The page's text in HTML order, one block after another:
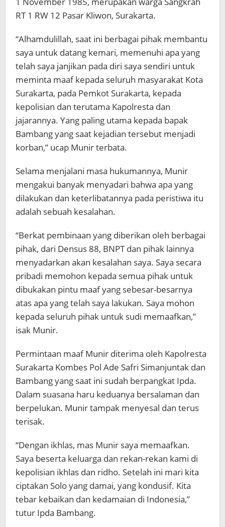
RT 1 RW 12 Pasar Kliwon, Surakarta.
“Alhamdulillah, saat ini berbagai pihak membantu
saya untuk datang kemari, memenuhi apa yang
telah saya janjikan pada diri saya sendiri untuk
meminta maaf kepada seluruh masyarakat Kota
Surakarta, pada Pemkot Surakarta, kepada
kepolisian dan terutama Kapolresta dan
jajarannya. Yang paling utama kepada bapak
Bambang yang saat kejadian tersebut menjadi
korban,” ucap Munir terbata.
Selama menjalani masa hukumannya, Munir
mengakui banyak menyadari bahwa apa yang
dilakukan dan keterlibatannya pada peristiwa itu
adalah sebuah kesalahan.
“Berkat pembinaan yang diberikan oleh berbagai
pihak, dari Densus 88, BNPT dan pihak lainnya
menyadarkan akan kesalahan saya. Saya secara
pribadi memohon kepada semua pihak untuk
dibukakan pintu maaf yang sebesar-besarnya
atas apa yang telah saya lakukan. Saya mohon
kepada seluruh pihak untuk sudi memaafkan,”
isak Munir.
Permintaan maaf Munir diterima oleh Kapolresta
Surakarta Kombes Pol Ade Safri Simanjuntak dan
Bambang yang saat ini sudah berpangkat Ipda.
Dalam suasana haru keduanya bersalaman dan
berpelukan. Munir tampak menyesal dan terus
terisak.
“Dengan ikhlas, mas Munir saya memaafkan.
Saya beserta keluarga dan rekan-rekan kami di
kepolisian ikhlas dan ridho. Setelah ini mari kita
ciptakan Solo yang damai, yang kondusif. Kita
tebar kebaikan dan kedamaian di Indonesia,”
tutur Ipda Bambang.